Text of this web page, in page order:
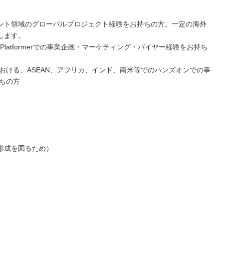
領域のグローバルプロジェクト経験をお持ちの方。一定の海外
す。
での事業企画・マーケティング・バイヤー経験をお持ち
ける、ASEAN、アフリカ、インド、南米等でのハンズオンでの事
の方
成を図るため）